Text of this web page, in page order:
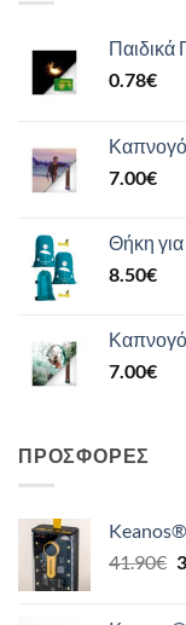
Παιδικά
0.78€
7.00€
Θήκη
8.50€
7.00€
ΠΡΟΣΦΟΡΈΣ
41.90€